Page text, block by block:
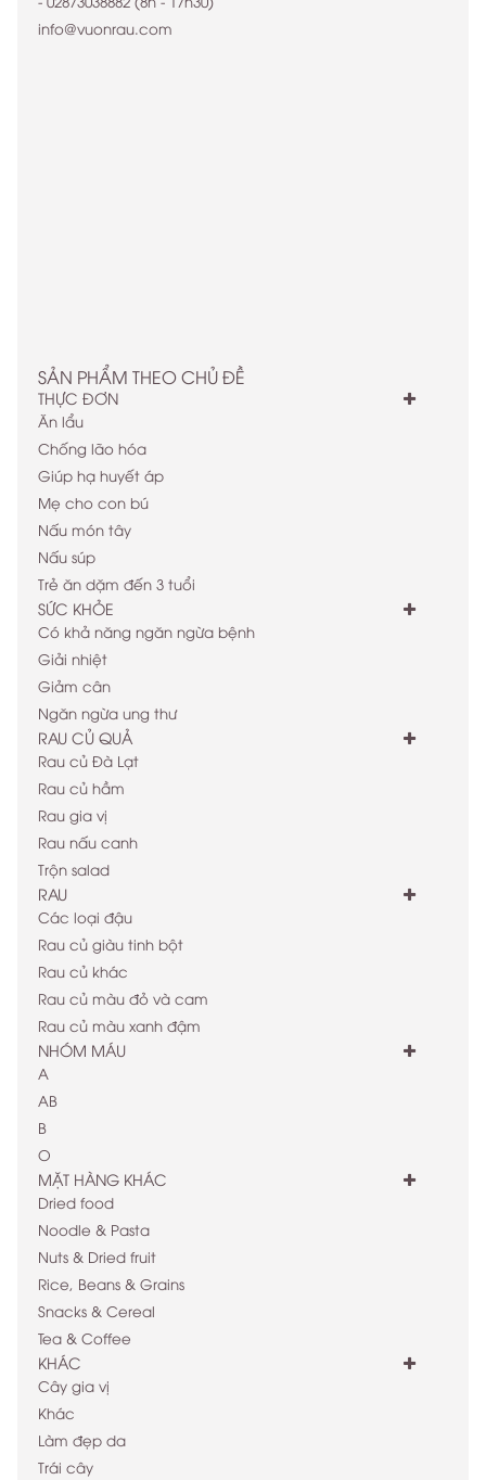
info@vuonrau.com
SẢN PHẨM THEO CHỦ ĐỀ
THỰC ĐƠN
Ăn lẩu
Chống lão hóa
Giúp hạ huyết áp
Mẹ cho con bú
Nấu món tây
Nấu súp
Trẻ ăn dặm đến 3 tuổi
SỨC KHỎE
Có khả năng ngăn ngừa bệnh
Giải nhiệt
Giảm cân
Ngăn ngừa ung thư
RAU CỦ QUẢ
Rau củ Đà Lạt
Rau củ hầm
Rau gia vị
Rau nấu canh
Trộn salad
RAU
Các loại đậu
Rau củ giàu tinh bột
Rau củ khác
Rau củ màu đỏ và cam
Rau củ màu xanh đậm
NHÓM MÁU
A
AB
B
O
MẶT HÀNG KHÁC
Dried food
Noodle & Pasta
Nuts & Dried fruit
Rice, Beans & Grains
Snacks & Cereal
Tea & Coffee
KHÁC
Cây gia vị
Khác
Làm đẹp da
Trái cây